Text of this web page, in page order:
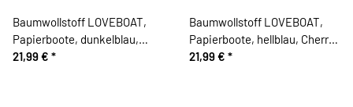
Baumwollstoff LOVEBOAT,
Papierboote, dunkelblau,
Cherry Picking
21,99 € *
Baumwollstoff LOVEBOAT,
Papierboote, hellblau, Cherry
Picking
21,99 € *